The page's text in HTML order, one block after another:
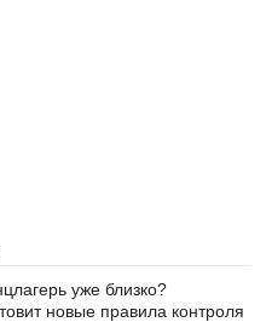
уже близко?
новые правила контроля